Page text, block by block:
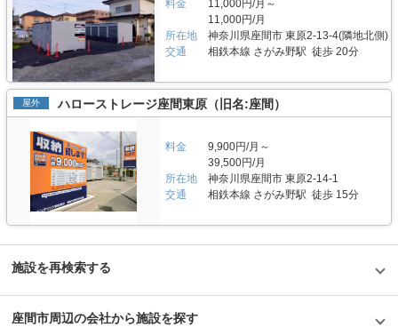
23,650円(税込)となっています。初期費用は、年間保証料や事務手数料のほ
か、鍵代、LEDライト代などが掛かりますので、詳細はお問い合わせくださ
い。支払い方法は、クレジットカード決済もしくは口座振替をご選択頂けま
す。口座振替の場合、契約金のみ銀行振込で、それ以降は自動振り替えとな
ります。時期によってお得なキャンペーンなども実施しております。詳細情
報はLIFULLトランクルームのHPをご覧ください。24時間対応可能なWEB
契約もおすすめです。 編集後記 今回取材した「オレンジコンテナ相模原原
宿Part1」は先行して周辺エリアに出店した「オレンジコンテナ相模原久保
沢」の人気を受けて出店したとのことだった。このようにお客様の声に積極
的に応えることができるのは、2003年から約20年に渡ってトランクルーム
を運営し続けているアパルトマンホールディングス株式会社ならではの蓄積
の賜物だろうと思った。「オレンジコンテナ相模原原宿Part1」は国道に面
しており、八王子バイパスからのアクセスも良く、さらにはバス停も近いた
め、荷物の大小問わずどんな方でも使いやすい施設だと感じた。またアパル
トマンホールディングス株式会社では運搬業者と連携し、荷物の搬入や搬
りますので、強固なセキュリティと清潔感のある空間で安心して大切のお荷
物を預けられます。また、コンテナには通気口を2か所設置し、断熱材も使
用しておりますので、屋外型コンテナではありますが、温度や湿度を一定に
保つことが出来ます。敷地内のコンテナは全て平置きでゆとりをもって配置
しておりますので、車を横付けしての荷物の出し入れも簡単です。 費用や
契約について教えてください。 月額4,840円～19,250円(税込)の価格帯でご
利用頂けます。バイク収納スペースもあり、こちらは月額10,175円～
19,800円(税込)の価格帯となっています。初期費用としては、保証料や南京
替にてお支払い頂けます。口座振替の場合、契約金のみ銀行振込で、それ以
降は自動振り替えとなります。時期によってお得なキャンペーンなども実施
しますので、ご契約の前にLIFULLトランクルームのHPをご覧ください。24
時間対応可能なWEB契約もおすすめです。 編集後記 「オレンジコンテナ高
槻Part10」が所在する大阪府高槻市は、府内でも人気のエリアだそうだ。と
いうのも、高槻市は建築確認取得のためのハードルが高く、ニーズの割に出
店が困難なためだという。東海道新幹線の高架下にあたり、周辺には大阪府
大きい荷物であっても車で横付けして搬入出が可能なため個人の方にも法人
料金
11,000円/月～
11,000円/月
所在地
神奈川県座間市 東原2-13-4(隣地北側)
交通
相鉄本線 さがみ野駅 徒歩 20分
屋外 ハローストレージ座間東原（旧名:座間）
料金
9,900円/月～
39,500円/月
所在地
神奈川県座間市 東原2-14-1
交通
相鉄本線 さがみ野駅 徒歩 15分
施設を再検索する
座間市周辺の会社から施設を探す